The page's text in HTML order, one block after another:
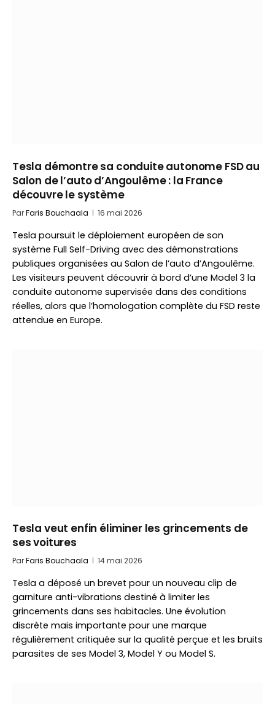
Tesla démontre sa conduite autonome FSD au
Salon de l’auto d’Angoulême : la France
découvre le système
ParFaris Bouchaala 16 mai 2026
Tesla poursuit le déploiement européen de son
système Full Self-Driving avec des démonstrations
publiques organisées au Salon de l’auto d’Angoulême.
Les visiteurs peuvent découvrir à bord d’une Model 3 la
conduite autonome supervisée dans des conditions
réelles, alors que l’homologation complète du FSD reste
attendue en Europe.
Tesla veut enfin éliminer les grincements de
ses voitures
ParFaris Bouchaala 14 mai 2026
Tesla a déposé un brevet pour un nouveau clip de
garniture anti-vibrations destiné à limiter les
grincements dans ses habitacles. Une évolution
discrète mais importante pour une marque
régulièrement critiquée sur la qualité perçue et les bruits
parasites de ses Model 3, Model Y ou Model S.